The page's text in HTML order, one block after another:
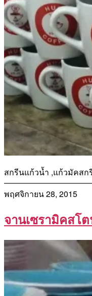
สกรีนแก้วน้ำ ,แก้วมัคส
พฤศจิกายน 28, 2015
จานเซรามิคสโ